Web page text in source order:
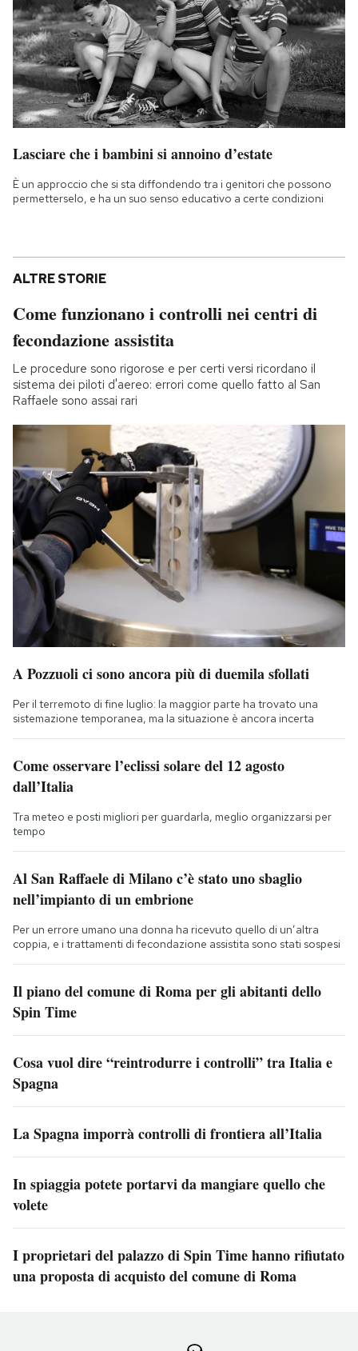
Lasciare che i bambini si annoino d’estate
È un approccio che si sta diffondendo tra i genitori che possono
permetterselo, e ha un suo senso educativo a certe condizioni
ALTRE STORIE
Come funzionano i controlli nei centri di
fecondazione assistita
Le procedure sono rigorose e per certi versi ricordano il
sistema dei piloti d'aereo: errori come quello fatto al San
Raffaele sono assai rari
A Pozzuoli ci sono ancora più di duemila sfollati
Per il terremoto di fine luglio: la maggior parte ha trovato una
sistemazione temporanea, ma la situazione è ancora incerta
Come osservare l’eclissi solare del 12 agosto
dall’Italia
Tra meteo e posti migliori per guardarla, meglio organizzarsi per
tempo
Al San Raffaele di Milano c’è stato uno sbaglio
nell’impianto di un embrione
Per un errore umano una donna ha ricevuto quello di un’altra
coppia, e i trattamenti di fecondazione assistita sono stati sospesi
Il piano del comune di Roma per gli abitanti dello
Spin Time
Cosa vuol dire “reintrodurre i controlli” tra Italia e
Spagna
La Spagna imporrà controlli di frontiera all’Italia
In spiaggia potete portarvi da mangiare quello che
volete
I proprietari del palazzo di Spin Time hanno rifiutato
una proposta di acquisto del comune di Roma